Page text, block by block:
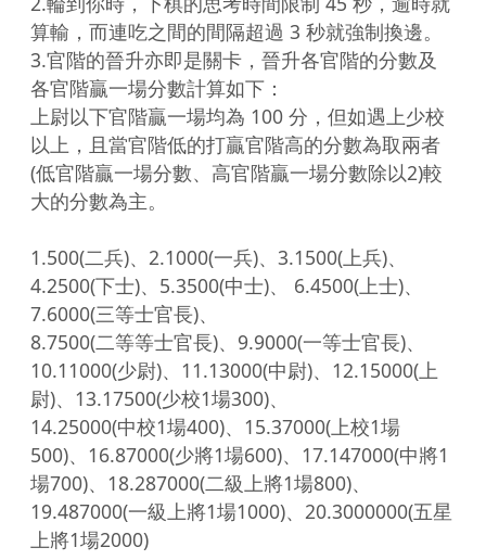
算輸，而連吃之間的間隔超過 3 秒就強制換邊。
3.官階的晉升亦即是關卡，晉升各官階的分數及
各官階贏一場分數計算如下：
上尉以下官階贏一場均為 100 分，但如遇上少校
以上，且當官階低的打贏官階高的分數為取兩者
(低官階贏一場分數、高官階贏一場分數除以2)較
大的分數為主。
1.500(二兵)、2.1000(一兵)、3.1500(上兵)、
4.2500(下士)、5.3500(中士)、 6.4500(上士)、
7.6000(三等士官長)、
8.7500(二等等士官長)、9.9000(一等士官長)、
10.11000(少尉)、11.13000(中尉)、12.15000(上
尉)、13.17500(少校1場300)、
14.25000(中校1場400)、15.37000(上校1場
500)、16.87000(少將1場600)、17.147000(中將1
場700)、18.287000(二級上將1場800)、
19.487000(一級上將1場1000)、20.3000000(五星
上將1場2000)